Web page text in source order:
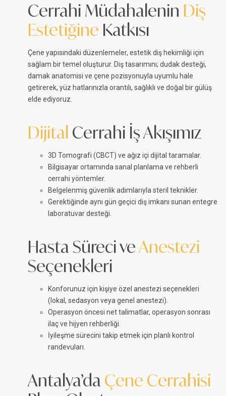
Cerrahi Müdahalenin Diş
Estetiğine Katkısı
Çene yapısındaki düzenlemeler, estetik diş hekimliği için
sağlam bir temel oluşturur. Diş tasarımını; dudak desteği,
damak anatomisi ve çene pozisyonuyla uyumlu hale
getirerek, yüz hatlarınızla orantılı, sağlıklı ve doğal bir gülüş
elde ediyoruz.
Dijital Cerrahi İş Akışımız
3D Tomografi (CBCT) ve ağız içi dijital taramalar.
Bilgisayar ortamında sanal planlama ve rehberli
cerrahi yöntemler.
Belgelenmiş güvenlik adımlarıyla steril teknikler.
Gerektiğinde aynı gün geçici diş imkanı sunan entegre
laboratuvar desteği.
Hasta Süreci veAnestezi
Seçenekleri
Konforunuz için kişiye özel anestezi seçenekleri
(lokal, sedasyon veya genel anestezi).
Operasyon öncesi net talimatlar, operasyon sonrası
ilaç ve hijyen rehberliği.
İyileşme sürecini takip etmek için planlı kontrol
randevuları.
Antalya’da Çene Cerrahisi